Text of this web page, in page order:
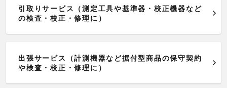
引取りサービス（測定工具や基準器・校正機器など
の検査・校正・修理に）
出張サービス（計測機器など据付型商品の保守契約
や検査・校正・修理に）